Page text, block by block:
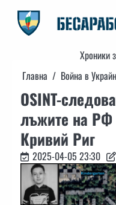
content
Хроники
Главна
Война в
OSINT-
лъжите на РФ
Кривий Риг
2025-04-05 23:30